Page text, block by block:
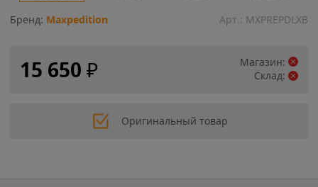
Бренд: Maxpedition Арт.: MXPREPDLXB
15 650 ₽
Магазин:
Склад:
Оригинальный товар